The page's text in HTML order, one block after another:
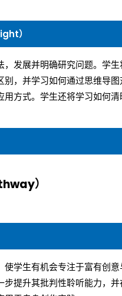
）
发展并明确研究问题。学
，并学习如何通过思维导
方式。学生还将学习如何清
）
学生有机会专注于富有创意
提升其批判性聆听能力，